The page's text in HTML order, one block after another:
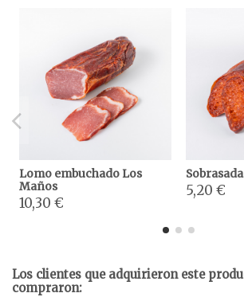
Lomo embuchado Los
Maños
10,30 €
5,20 €
Los clientes que adquirieron este
compraron: